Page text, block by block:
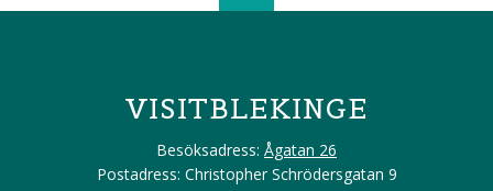
VISITBLEKINGE
Besöksadress: Ågatan 26
Postadress: Christopher Schrödersgatan 9